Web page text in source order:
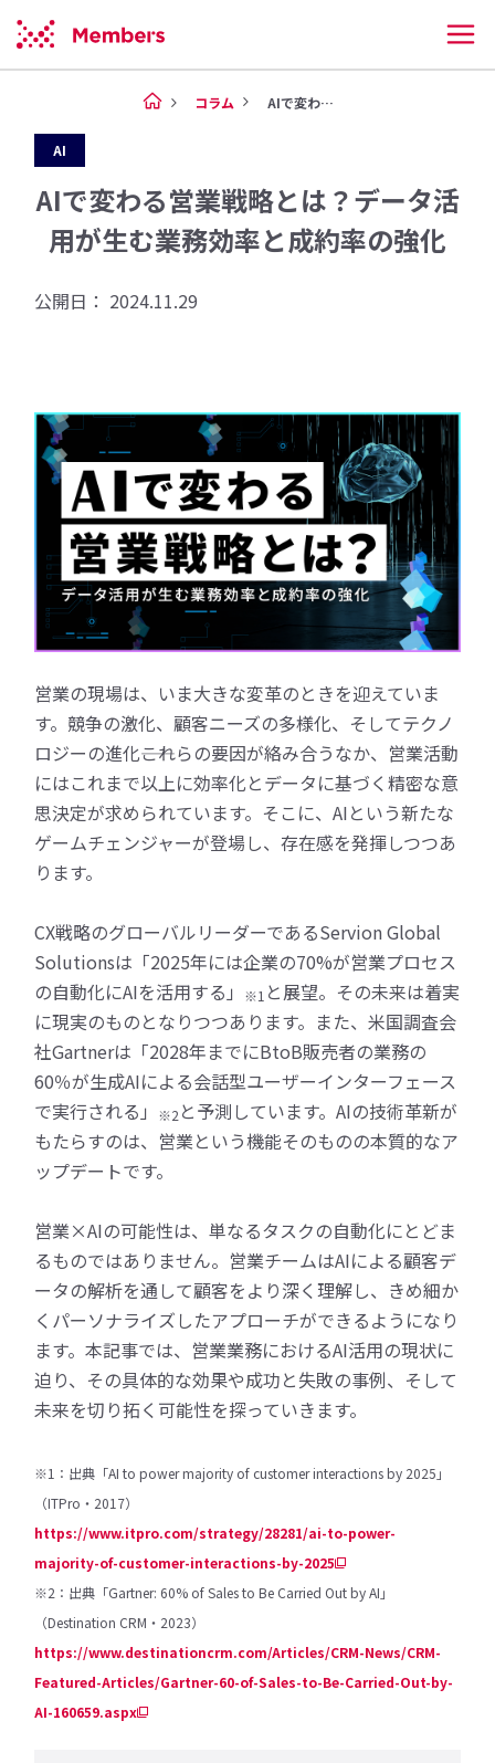
コラム AIで変わる営業戦略とは？デー...
AI
AIで変わる営業戦略とは？データ活
用が生む業務効率と成約率の強化
公開日： 2024.11.29
営業の現場は、いま大きな変革のときを迎えていま
す。競争の激化、顧客ニーズの多様化、そしてテクノ
ロジーの進化――これらの要因が絡み合うなか、営業活動
にはこれまで以上に効率化とデータに基づく精密な意
思決定が求められています。そこに、AIという新たな
ゲームチェンジャーが登場し、存在感を発揮しつつあ
ります。
CX戦略のグローバルリーダーであるServion Global
Solutionsは「2025年には企業の70%が営業プロセス
の自動化にAIを活用する」
※1 と展望。その未来は着実
に現実のものとなりつつあります。また、米国調査会
社Gartnerは「2028年までにBtoB販売者の業務の
60％が生成AIによる会話型ユーザーインターフェース
で実行される」
※2 と予測しています。AIの技術革新が
もたらすのは、営業という機能そのものの本質的なア
ップデートです。
営業×AIの可能性は、単なるタスクの自動化にとどま
るものではありません。営業チームはAIによる顧客デ
ータの解析を通して顧客をより深く理解し、きめ細か
くパーソナライズしたアプローチができるようになり
ます。本記事では、営業業務におけるAI活用の現状に
迫り、その具体的な効果や成功と失敗の事例、そして
未来を切り拓く可能性を探っていきます。
※1：出典「AI to power majority of customer interactions by 2025」
（ITPro・2017）
https://www.itpro.com/strategy/28281/ai-to-power-
majority-of-customer-interactions-by-2025
※2：出典「Gartner: 60% of Sales to Be Carried Out by AI」
（Destination CRM・ 2023）
https://www.destinationcrm.com/Articles/CRM-News/CRM-
Featured-Articles/Gartner-60-of-Sales-to-Be-Carried-Out-by-
AI-160659.aspx